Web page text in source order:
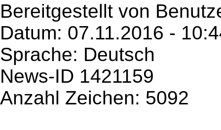
Bereitgestellt von
Datum: 07.11.2016 -
Sprache: Deutsch
News-ID 1421159
Anzahl Zeichen: 5092